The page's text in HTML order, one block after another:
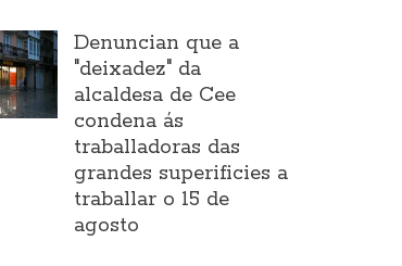
Denuncian que a
"deixadez" da
alcaldesa de Cee
condena ás
traballadoras das
grandes superificies a
traballar o 15 de
agosto